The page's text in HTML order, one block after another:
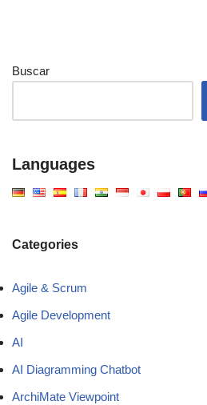
Buscar
Languages
Categories
Agile & Scrum
Agile Development
AI
AI Diagramming Chatbot
ArchiMate Viewpoint